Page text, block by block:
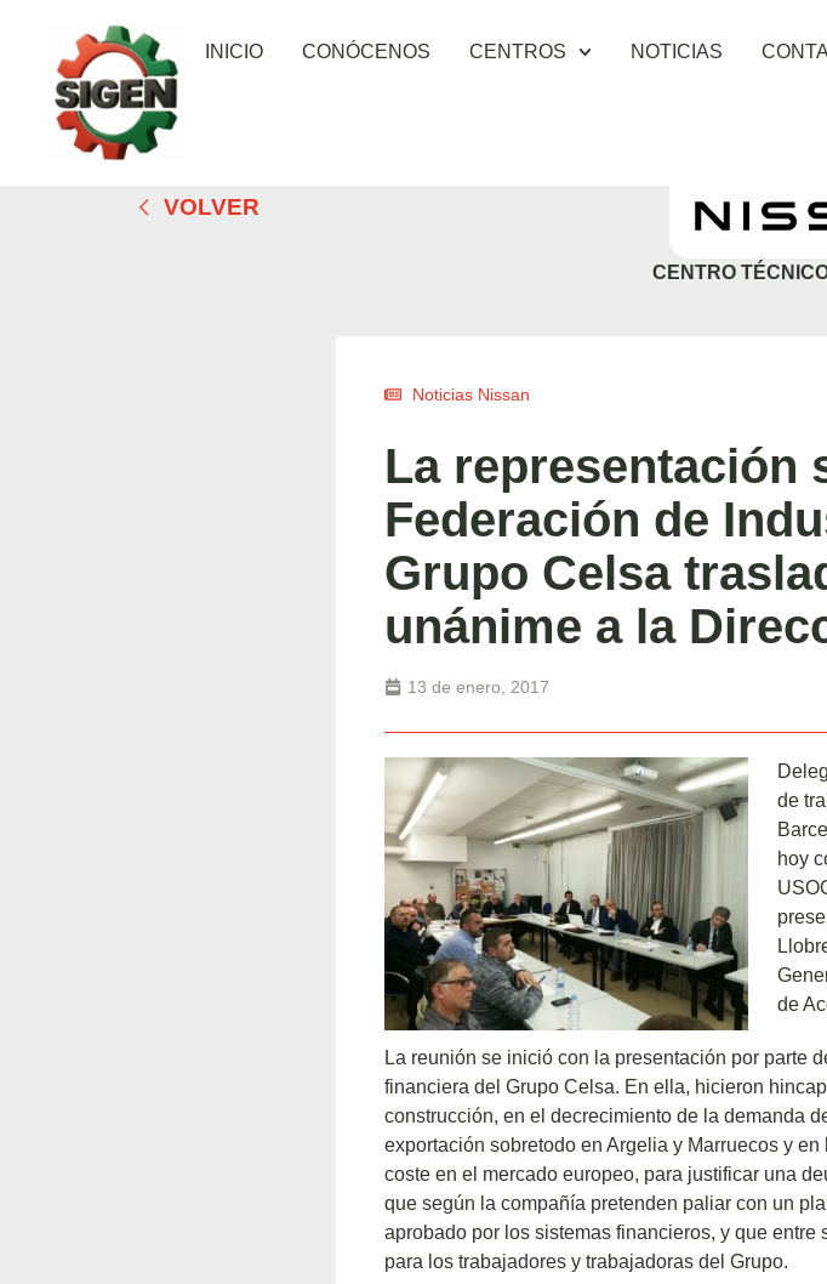
INICIO CONÓCENOS CENTROS NOTICIAS
VOLVER
CENTRO
Noticias Nissan
La representación
Federación de
Grupo Celsa
unánime a la
13 de enero, 2017
de
hoy
de
La reunión se inició con la presentación por parte
financiera del Grupo Celsa. En ella, hicieron
construcción, en el decrecimiento de la demanda
exportación sobretodo en Argelia y Marruecos y
coste en el mercado europeo, para justificar una
que según la compañía pretenden paliar con un
aprobado por los sistemas financieros, y que entre
para los trabajadores y trabajadoras del Grupo.